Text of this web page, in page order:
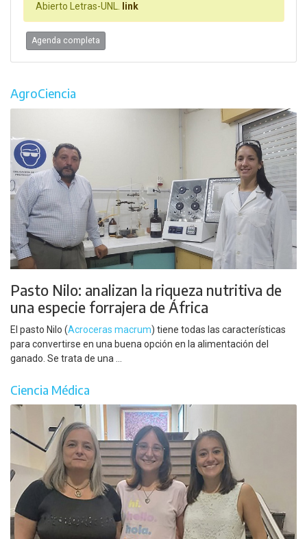
Abierto Letras-UNL.
link
Agenda completa
AgroCiencia
Pasto Nilo: analizan la riqueza nutritiva de
una especie forrajera de África
El pasto Nilo (Acroceras macrum) tiene todas las características
para convertirse en una buena opción en la alimentación del
ganado. Se trata de una ...
Ciencia Médica